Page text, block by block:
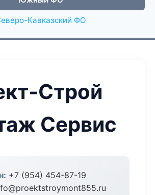
Кавказский ФО
Строй
Сервис
+7 (954) 454-87-19